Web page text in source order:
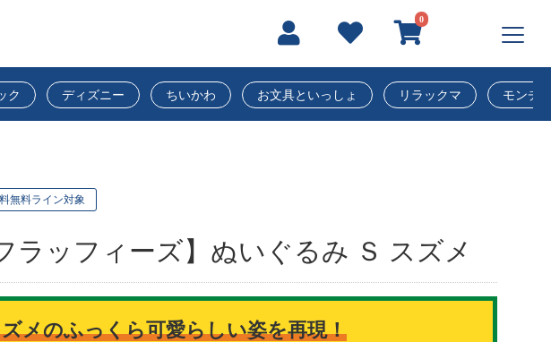
0
ク ディズニー ちいかわ お文具といっしょ リラックマ モンチ
無料ライン対象
ラッフィーズ】ぬいぐるみ Ｓ スズメ
メのふっくら可愛らしい姿を再現！